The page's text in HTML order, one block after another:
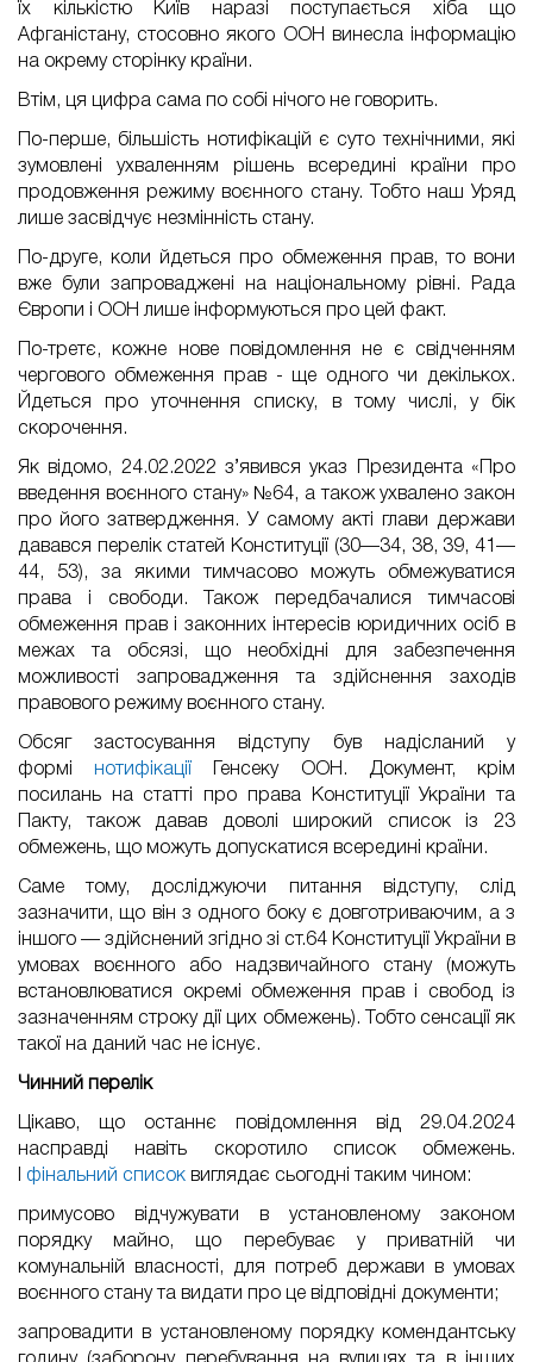
їх кількістю Київ наразі поступається хіба що
Афганістану, стосовно якого ООН винесла інформацію
на окрему сторінку країни.
Втім, ця цифра сама по собі нічого не говорить.
По-перше, більшість нотифікацій є суто технічними, які
зумовлені ухваленням рішень всередині країни про
продовження режиму воєнного стану. Тобто наш Уряд
лише засвідчує незмінність стану.
По-друге, коли йдеться про обмеження прав, то вони
вже були запроваджені на національному рівні. Рада
Європи і ООН лише інформуються про цей факт.
По-третє, кожне нове повідомлення не є свідченням
чергового обмеження прав - ще одного чи декількох.
Йдеться про уточнення списку, в тому числі, у бік
скорочення.
Як відомо, 24.02.2022 з’явився указ Президента «Про
введення воєнного стану» №64, а також ухвалено закон
про його затвердження. У самому акті глави держави
давався перелік статей Конституції (30—34, 38, 39, 41—
44, 53), за якими тимчасово можуть обмежуватися
права і свободи. Також передбачалися тимчасові
обмеження прав і законних інтересів юридичних осіб в
межах та обсязі, що необхідні для забезпечення
можливості запровадження та здійснення заходів
правового режиму воєнного стану.
Обсяг застосування відступу був надісланий у
формі
нотифікації
Генсеку ООН. Документ, крім
посилань на статті про права Конституції України та
Пакту, також давав доволі широкий список із 23
обмежень, що можуть допускатися всередині країни.
Саме тому, досліджуючи питання відступу, слід
зазначити, що він з одного боку є довготриваючим, а з
іншого — здійснений згідно зі ст.64 Конституції України в
умовах воєнного або надзвичайного стану (можуть
встановлюватися окремі обмеження прав і свобод із
зазначенням строку дії цих обмежень). Тобто сенсації як
такої на даний час не існує.
Чинний перелік
Цікаво, що останнє повідомлення від 29.04.2024
насправді навіть скоротило список обмежень.
фінальний список виглядає сьогодні таким чином:
примусово відчужувати в установленому законом
порядку майно, що перебуває у приватній чи
комунальній власності, для потреб держави в умовах
воєнного стану та видати про це відповідні документи;
запровадити в установленому порядку комендантську